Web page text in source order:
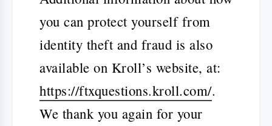
you can protect yourself from
identity theft and fraud is also
available on Kroll’s website, at:
https://ftxquestions.kroll.com/.
We thank you again for your